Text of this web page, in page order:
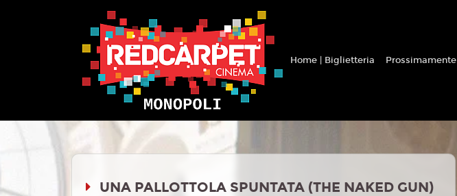
Home | Biglietteria Prossimamente
UNA PALLOTTOLA SPUNTATA (THE NAKED GUN)